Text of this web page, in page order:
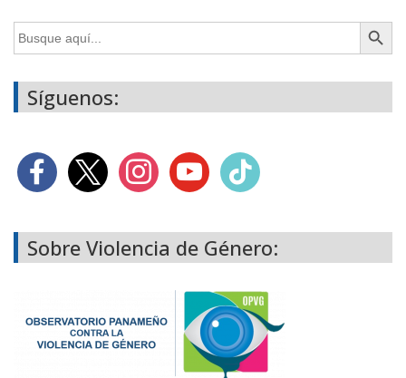
Buscar: Botón de
Síguenos:
Sobre Violencia de Género: